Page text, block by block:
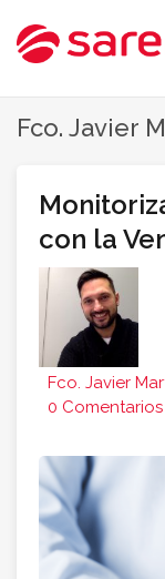
Fco. Javier
con la
Fco. Javier
0 Comentarios